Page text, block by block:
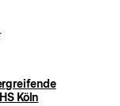
Köln